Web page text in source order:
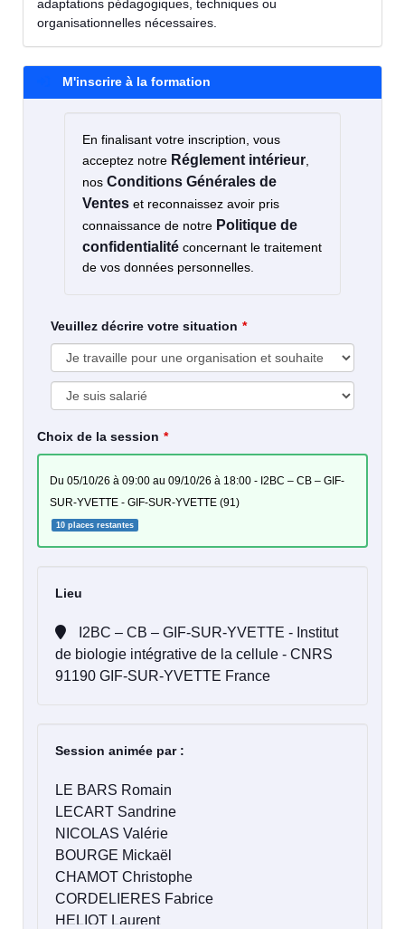
adaptations pédagogiques, techniques ou
organisationnelles nécessaires.
M'inscrire à la formation
En finalisant votre inscription, vous
acceptez notre Réglement intérieur
nos Conditions Générales de
Ventes et reconnaissez avoir pris
connaissance de notre Politique de
confidentialité concernant le traitement
de vos données personnelles.
Veuillez décrire votre situation
Choix de la session
du 05/10/26 à 09:00 au 09/10/26 à 18:00 - I2BC – CB – GIF-
SUR-YVETTE - GIF-SUR-YVETTE (91)
10 places restantes
Lieu
de biologie intégrative de la cellule - CNRS
91190 GIF-SUR-YVETTE France
Session animée par :
LE BARS Romain
LECART Sandrine
NICOLAS Valérie
BOURGE Mickaël
CHAMOT Christophe
CORDELIERES Fabrice
HELIOT Laurent